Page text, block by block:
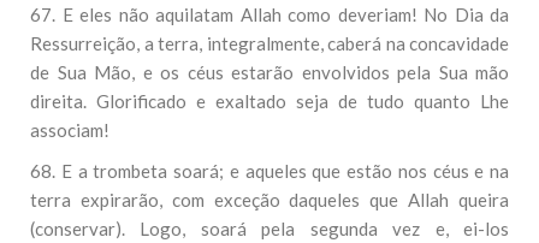
67. E eles não aquilatam Allah como deveriam! No Dia da
Ressurreição, a terra, integralmente, caberá na concavidade
de Sua Mão, e os céus estarão envolvidos pela Sua mão
direita. Glorificado e exaltado seja de tudo quanto Lhe
associam!
68. E a trombeta soará; e aqueles que estão nos céus e na
terra expirarão, com exceção daqueles que Allah queira
(conservar). Logo, soará pela segunda vez e, ei-los